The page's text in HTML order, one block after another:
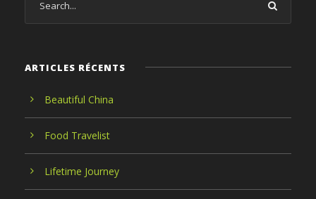
ARTICLES RÉCENTS
Beautiful China
Food Travelist
Lifetime Journey